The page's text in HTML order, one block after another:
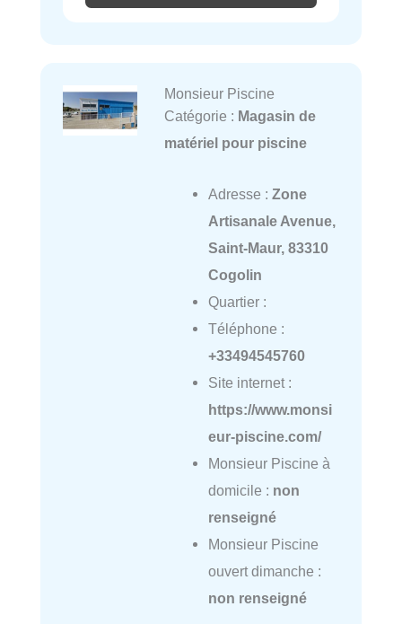
Monsieur Piscine
Catégorie : Magasin de
matériel pour piscine
Adresse : Zone
Artisanale Avenue,
Saint-Maur, 83310
Cogolin
Quartier :
Téléphone :
+33494545760
Site internet :
https://www.monsi
eur-piscine.com/
Monsieur Piscine à
domicile : non
renseigné
Monsieur Piscine
ouvert dimanche :
non renseigné